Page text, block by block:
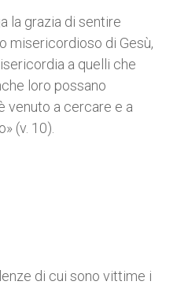
la grazia di sentire
misericordioso di Gesù,
a quelli che
loro possano
venuto a cercare e a
(v. 10).
di cui sono vittime i